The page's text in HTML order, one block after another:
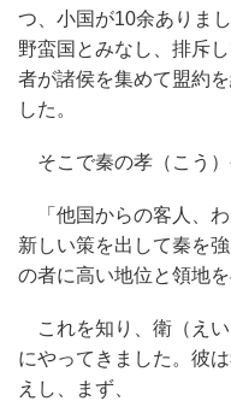
つ、小国が10余ありま
野蛮国とみなし、排斥
者が諸侯を集めて盟約
した。
そこで秦の孝（こう）
「他国からの客人、わ
新しい策を出して秦を
の者に高い地位と領地を
これを知り、衛（え
にやってきました。彼
えし、まず、